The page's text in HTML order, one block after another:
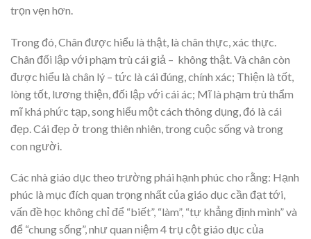
trọn vẹn hơn.
Trong đó, Chân được hiểu là thật, là chân thực, xác thực.
Chân đối lập với phạm trù cái giả – không thật. Và chân còn
được hiểu là chân lý – tức là cái đúng, chính xác; Thiện là tốt,
lòng tốt, lương thiện, đối lập với cái ác; Mĩ là phạm trù thẩm
mĩ khá phức tạp, song hiểu một cách thông dụng, đó là cái
đẹp. Cái đẹp ở trong thiên nhiên, trong cuộc sống và trong
con người.
Các nhà giáo dục theo trường phái hạnh phúc cho rằng: Hạnh
phúc là mục đích quan trọng nhất của giáo dục cần đạt tới,
vấn đề học không chỉ để “biết”, “làm”, “tự khẳng định mình” và
để “chung sống”, như quan niệm 4 trụ cột giáo dục của